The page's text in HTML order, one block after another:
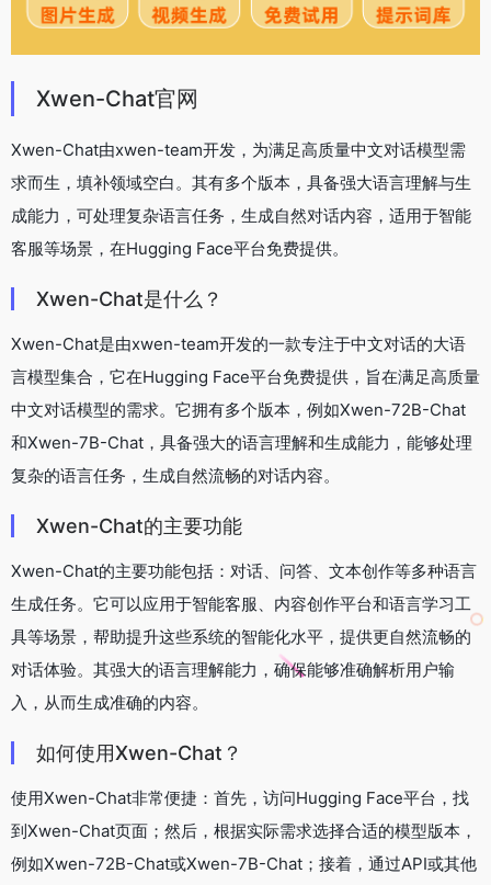
Xwen-Chat官网
Xwen-Chat由xwen-team开发，为满足高质量中文对话模型需
求而生，填补领域空白。其有多个版本，具备强大语言理解与生
成能力，可处理复杂语言任务，生成自然对话内容，适用于智能
客服等场景，在Hugging Face平台免费提供。
Xwen-Chat是什么？
Xwen-Chat是由xwen-team开发的一款专注于中文对话的大语
言模型集合，它在Hugging Face平台免费提供，旨在满足高质量
中文对话模型的需求。它拥有多个版本，例如Xwen-72B-Chat
和Xwen-7B-Chat，具备强大的语言理解和生成能力，能够处理
复杂的语言任务，生成自然流畅的对话内容。
Xwen-Chat的主要功能
Xwen-Chat的主要功能包括：对话、问答、文本创作等多种语言
生成任务。它可以应用于智能客服、内容创作平台和语言学习工
具等场景，帮助提升这些系统的智能化水平，提供更自然流畅的
对话体验。其强大的语言理解能力，确保能够准确解析用户输
入，从而生成准确的内容。
如何使用Xwen-Chat？
使用Xwen-Chat非常便捷：首先，访问Hugging Face平台，找
到Xwen-Chat页面；然后，根据实际需求选择合适的模型版本，
例如Xwen-72B-Chat或Xwen-7B-Chat；接着，通过API或其他